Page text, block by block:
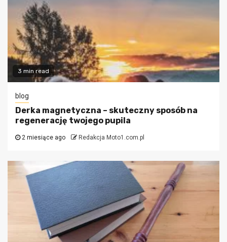
3 min read
blog
Derka magnetyczna – skuteczny sposób na
regenerację twojego pupila
2 miesiące ago Redakcja Moto1.com.pl